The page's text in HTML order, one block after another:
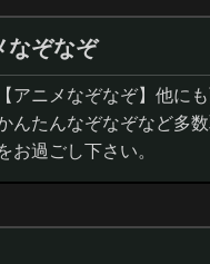
なぞなぞ
アニメなぞなぞ】他に
んたんなぞなぞなど多
お過ごし下さい。